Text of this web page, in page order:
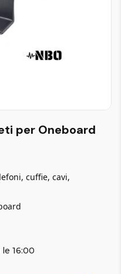
per Oneboard
cuffie, cavi,
16:00